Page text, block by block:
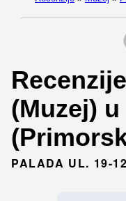
(Muzej)
PALADA UL. 19-